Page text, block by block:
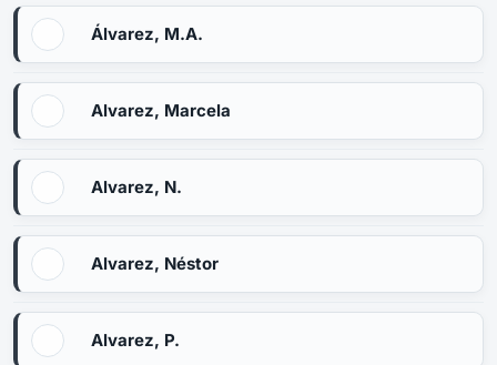
Álvarez, M.A.
Alvarez, Marcela
Alvarez, N.
Alvarez, Néstor
Alvarez, P.